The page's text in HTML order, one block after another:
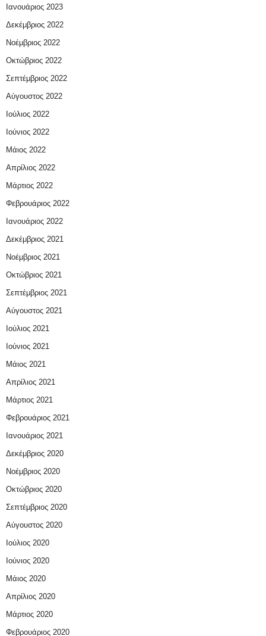
Ιανουάριος 2023
Δεκέμβριος 2022
Νοέμβριος 2022
Οκτώβριος 2022
Σεπτέμβριος 2022
Αύγουστος 2022
Ιούλιος 2022
Ιούνιος 2022
Μάιος 2022
Απρίλιος 2022
Μάρτιος 2022
Φεβρουάριος 2022
Ιανουάριος 2022
Δεκέμβριος 2021
Νοέμβριος 2021
Οκτώβριος 2021
Σεπτέμβριος 2021
Αύγουστος 2021
Ιούλιος 2021
Ιούνιος 2021
Μάιος 2021
Απρίλιος 2021
Μάρτιος 2021
Φεβρουάριος 2021
Ιανουάριος 2021
Δεκέμβριος 2020
Νοέμβριος 2020
Οκτώβριος 2020
Σεπτέμβριος 2020
Αύγουστος 2020
Ιούλιος 2020
Ιούνιος 2020
Μάιος 2020
Απρίλιος 2020
Μάρτιος 2020
Φεβρουάριος 2020